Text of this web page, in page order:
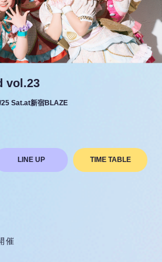
vol.23
Sat. 新宿BLAZE
LINE UP TIME TABLE
催